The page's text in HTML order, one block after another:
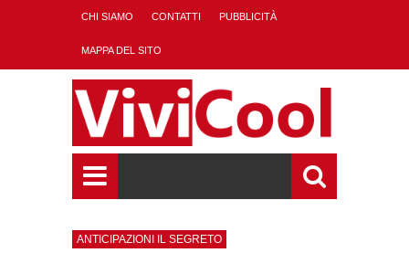
CHI SIAMO CONTATTI PUBBLICITÀ
MAPPA DEL SITO
ANTICIPAZIONI IL SEGRETO